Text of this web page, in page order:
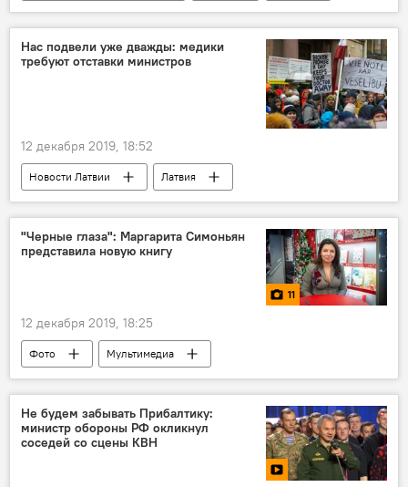
полиция
Нас подвели уже дважды: медики
требуют отставки министров
12 декабря 2019, 18:52
Новости Латвии
Латвия
Илзе Винькеле
Янис Рейрс
Латвийская ассоциация медсестер
Латвийская ассоциация молодых врачей
Наболело
"Черные глаза": Маргарита Симоньян
представила новую книгу
11
12 декабря 2019, 18:25
Фото
Мультимедиа
Новости культуры Латвии
Новости России
Новости мира
Маргарита Симоньян
книга
Москва
Не будем забывать Прибалтику:
министр обороны РФ окликнул
соседей со сцены КВН